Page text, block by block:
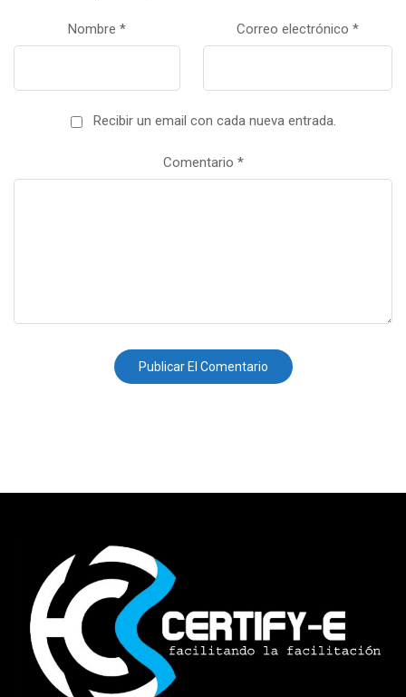
Nombre * Correo electrónico *
Recibir un email con cada nueva entrada.
Comentario *